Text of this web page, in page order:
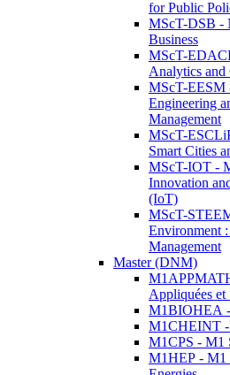
for Public
MScT-DSB -
Business
MScT-
Analytics and
MScT-EESM
Engineering
Management
MScT-
Smart Cities
MScT-IOT -
Innovation
(IoT)
MScT-
Environment
Management
Master (DNM)
Appliquées et
M1BIOHEA -
M1CHEINT -
M1CPS - M1
M1HEP - M1